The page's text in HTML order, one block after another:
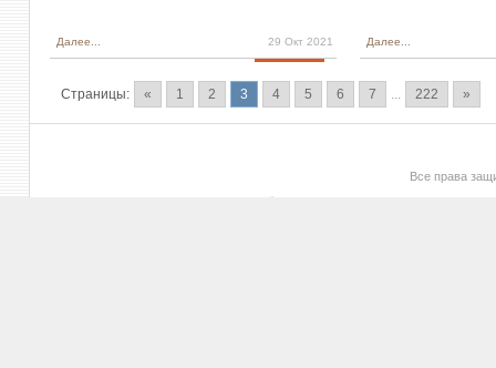
29 Окт 2021
Далее... Далее...
Страницы: « 1 2 3 4 5 6 7 ... 222 »
Все права